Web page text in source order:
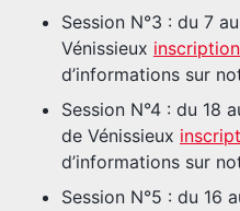
Session N°3 : du 7
Vénissieux inscription
d’informations sur
Session N°4 : du 18
de Vénissieux
d’informations sur
Session N°5 : du 16